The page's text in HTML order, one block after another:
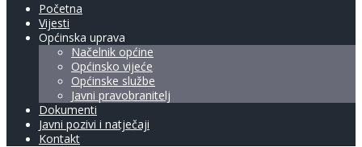
Početna
Vijesti
Općinska uprava
Načelnik općine
Općinsko vijeće
Općinske službe
Javni pravobranitelj
Dokumenti
Javni pozivi i natječaji
Kontakt